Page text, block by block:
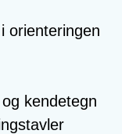
orienteringen
kendetegn